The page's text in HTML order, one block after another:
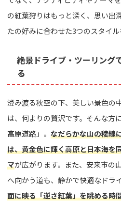
の紅葉狩りはもっと深く、思い出
たの好みに合わせた3つのスタイル
絶景ドライブ・ツーリング
る
澄み渡る秋空の下、美しい景色の
は、何よりの贅沢です。そんな方
高原道路」。 なだらかな山の稜線
は、黄金色に輝く高原と日本海を
マが広がります。また、安来市の
へ向かう道も、静かで快適なドラ
面に映る「逆さ紅葉」を眺める時